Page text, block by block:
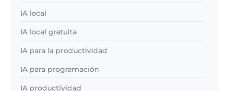
IA local
IA local gratuita
IA para la productividad
IA para programación
IA productividad